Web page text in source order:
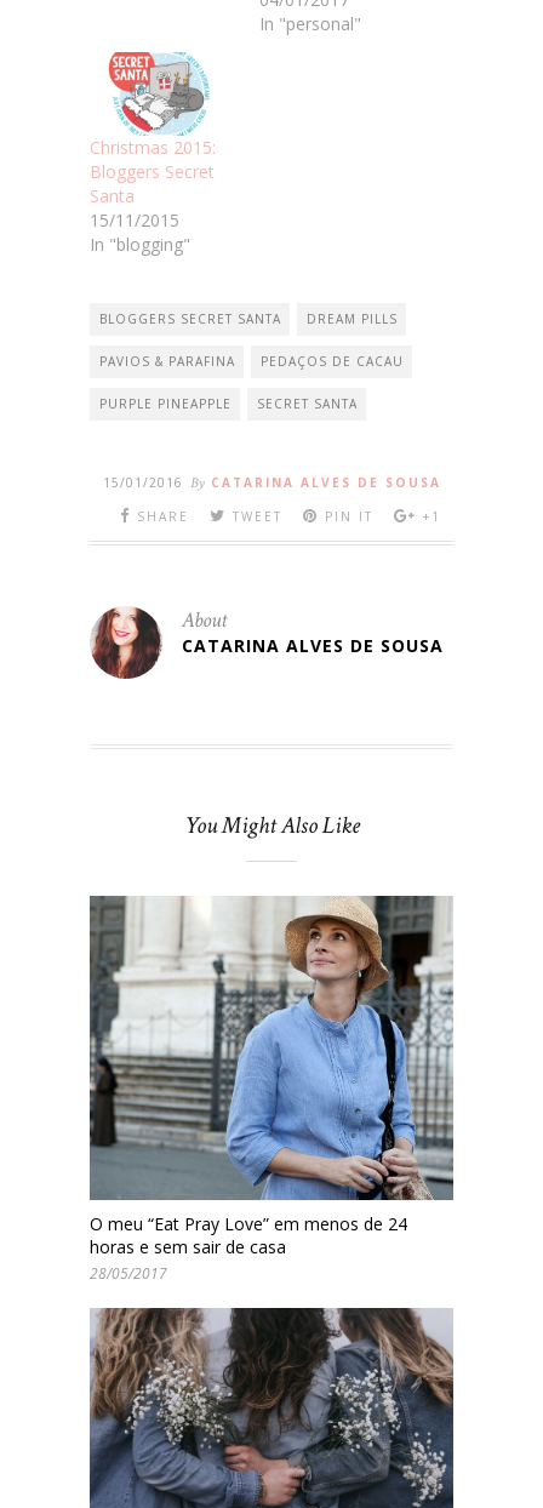
In "personal"
Christmas 2015:
Bloggers Secret
Santa
15/11/2015
In "blogging"
BLOGGERS SECRET SANTA DREAM PILLS
PAVIOS & PARAFINA PEDAÇOS DE CACAU
PURPLE PINEAPPLE SECRET SANTA
15/01/2016 By CATARINA ALVES DE SOUSA
SHARE
TWEET PIN IT +1
About
CATARINA ALVES DE SOUSA
You Might Also Like
O meu “Eat Pray Love” em menos de 24
horas e sem sair de casa
28/05/2017